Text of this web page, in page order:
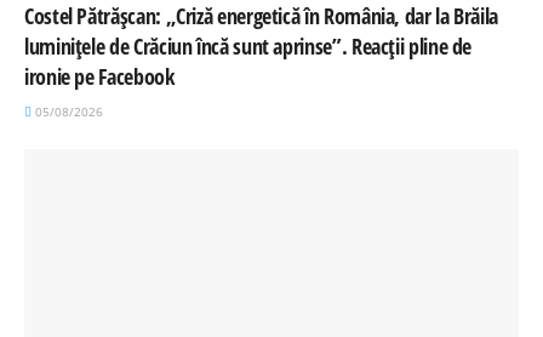
Costel Pătrășcan: „Criză energetică în România, dar la Brăila
luminițele de Crăciun încă sunt aprinse”. Reacții pline de
ironie pe Facebook
05/08/2026